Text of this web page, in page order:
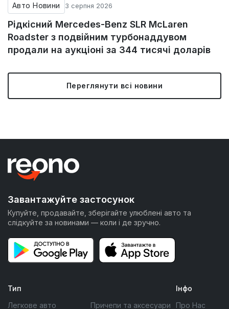
Авто Новини 3 серпня 2026
Рідкісний Mercedes-Benz SLR McLaren
Roadster з подвійним турбонаддувом
продали на аукціоні за 344 тисячі доларів
Переглянути всі новини
Завантажуйте застосунок
Купуйте, продавайте, зберігайте улюблені авто та
слідкуйте за новинами — коли і де зручно.
Тип
Легкове авто
Причепи та аксесуари
Інфо
Про Нас